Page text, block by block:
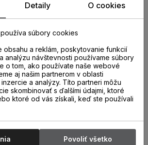
vlastnostiach
sa s
u nás na
Detaily O cookies
súbory cookies
obsahu a reklám, poskytovanie funkcií
analýzu návštevnosti používame súbory
o tom, ako používate naše webové
aj našim partnerom v oblasti
a analýzy. Títo partneri môžu
skombinovať s ďalšími údajmi, ktoré
ktoré od vás získali, keď ste používali
Povoliť všetko